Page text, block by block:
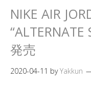
NIKE AIR
発売
2020-04-11 byYakkun